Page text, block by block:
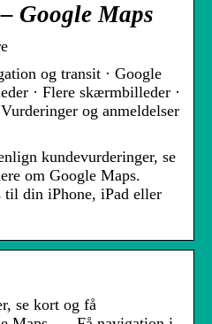
Google Maps
og transit · Google
· Flere skærmbilleder ·
og anmeldelser
kundevurderinger, se
om Google Maps.
din iPhone, iPad eller
se kort og få